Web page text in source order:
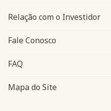
Relação com o Investidor
Fale Conosco
FAQ
Mapa do Site